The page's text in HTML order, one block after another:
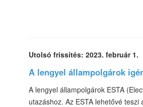
Utolsó frissítés: 2023. február 1.
A lengyel állampolgárok
A lengyel állampolgárok ESTA
utazáshoz. Az ESTA lehetővé